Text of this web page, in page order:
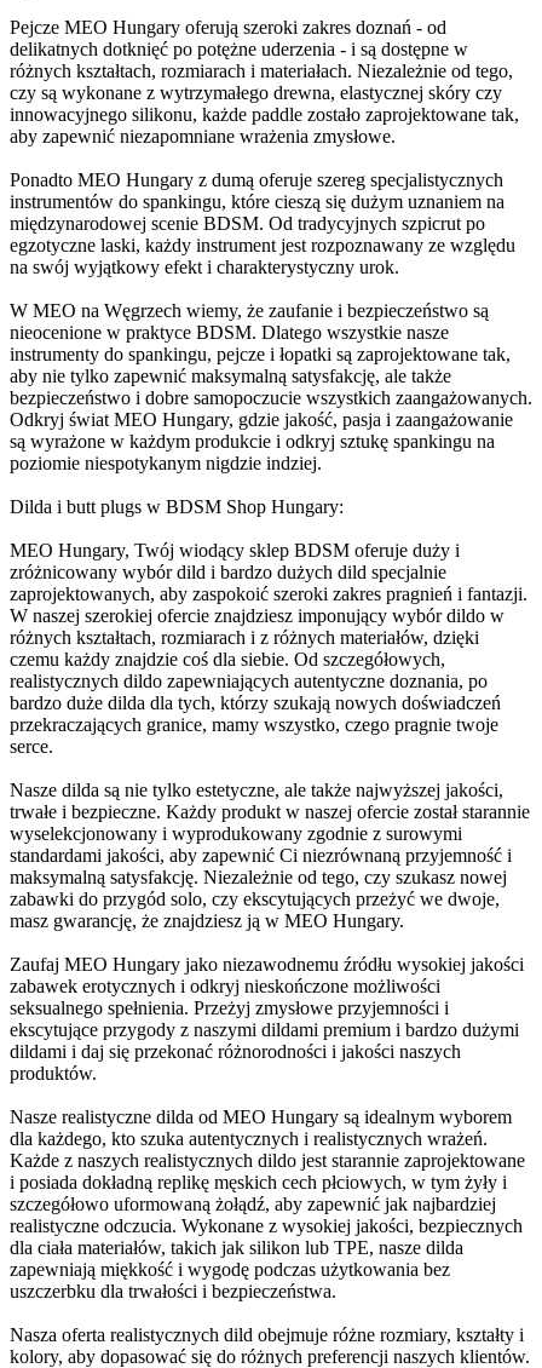
Pejcze MEO Hungary oferują szeroki zakres doznań - od
delikatnych dotknięć po potężne uderzenia - i są dostępne w
różnych kształtach, rozmiarach i materiałach. Niezależnie od tego,
czy są wykonane z wytrzymałego drewna, elastycznej skóry czy
innowacyjnego silikonu, każde paddle zostało zaprojektowane tak,
aby zapewnić niezapomniane wrażenia zmysłowe.
Ponadto MEO Hungary z dumą oferuje szereg specjalistycznych
instrumentów do spankingu, które cieszą się dużym uznaniem na
międzynarodowej scenie BDSM. Od tradycyjnych szpicrut po
egzotyczne laski, każdy instrument jest rozpoznawany ze względu
na swój wyjątkowy efekt i charakterystyczny urok.
W MEO na Węgrzech wiemy, że zaufanie i bezpieczeństwo są
nieocenione w praktyce BDSM. Dlatego wszystkie nasze
instrumenty do spankingu, pejcze i łopatki są zaprojektowane tak,
aby nie tylko zapewnić maksymalną satysfakcję, ale także
bezpieczeństwo i dobre samopoczucie wszystkich zaangażowanych.
Odkryj świat MEO Hungary, gdzie jakość, pasja i zaangażowanie
są wyrażone w każdym produkcie i odkryj sztukę spankingu na
poziomie niespotykanym nigdzie indziej.
Dilda i butt plugs w BDSM Shop Hungary:
MEO Hungary, Twój wiodący sklep BDSM oferuje duży i
zróżnicowany wybór dild i bardzo dużych dild specjalnie
zaprojektowanych, aby zaspokoić szeroki zakres pragnień i fantazji.
W naszej szerokiej ofercie znajdziesz imponujący wybór dildo w
różnych kształtach, rozmiarach i z różnych materiałów, dzięki
czemu każdy znajdzie coś dla siebie. Od szczegółowych,
realistycznych dildo zapewniających autentyczne doznania, po
bardzo duże dilda dla tych, którzy szukają nowych doświadczeń
przekraczających granice, mamy wszystko, czego pragnie twoje
serce.
Nasze dilda są nie tylko estetyczne, ale także najwyższej jakości,
trwałe i bezpieczne. Każdy produkt w naszej ofercie został starannie
wyselekcjonowany i wyprodukowany zgodnie z surowymi
standardami jakości, aby zapewnić Ci niezrównaną przyjemność i
maksymalną satysfakcję. Niezależnie od tego, czy szukasz nowej
zabawki do przygód solo, czy ekscytujących przeżyć we dwoje,
masz gwarancję, że znajdziesz ją w MEO Hungary.
Zaufaj MEO Hungary jako niezawodnemu źródłu wysokiej jakości
zabawek erotycznych i odkryj nieskończone możliwości
seksualnego spełnienia. Przeżyj zmysłowe przyjemności i
ekscytujące przygody z naszymi dildami premium i bardzo dużymi
dildami i daj się przekonać różnorodności i jakości naszych
produktów.
Nasze realistyczne dilda od MEO Hungary są idealnym wyborem
dla każdego, kto szuka autentycznych i realistycznych wrażeń.
Każde z naszych realistycznych dildo jest starannie zaprojektowane
i posiada dokładną replikę męskich cech płciowych, w tym żyły i
szczegółowo uformowaną żołądź, aby zapewnić jak najbardziej
realistyczne odczucia. Wykonane z wysokiej jakości, bezpiecznych
dla ciała materiałów, takich jak silikon lub TPE, nasze dilda
zapewniają miękkość i wygodę podczas użytkowania bez
uszczerbku dla trwałości i bezpieczeństwa.
Nasza oferta realistycznych dild obejmuje różne rozmiary, kształty i
kolory, aby dopasować się do różnych preferencji naszych klientów.